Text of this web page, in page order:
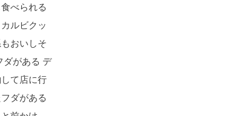
べられる
ルビクッ
おいしそ
ダがある デ
て店に行
ダがある